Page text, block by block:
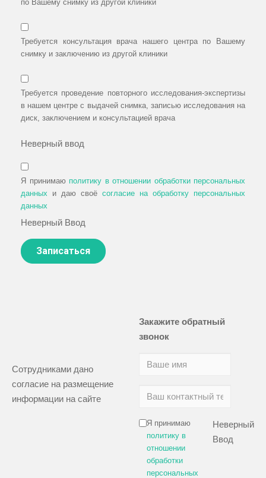
по Вашему снимку из другой клиники
Требуется консультация врача нашего центра по Вашему
снимку и заключению из другой клиники
Требуется проведение повторного исследования-экспертизы
в нашем центре с выдачей снимка, записью исследования на
диск, заключением и консультацией врача
Неверный ввод
Я принимаю политику в отношении обработки персональных
данных и даю своё согласие на обработку персональных
данных
Неверный Ввод
Сотрудниками дано
согласие на размещение
информации на сайте
Закажите обратный
звонок
Я принимаю
политику в
отношении
обработки
персональных
Неверный
Ввод